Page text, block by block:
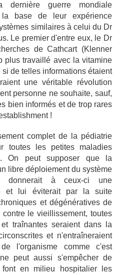
dernière guerre mondiale
la base de leur expérience
similaires à celui du Dr
Le premier d'entre eux, le Dr
de Cathcart (Klenner
plus travaillé avec la vitamine
de telles informations étaient
une véritable révolution
personne ne souhaite, sauf,
bien informés et de trop rares
!
complet de la pédiatrie
toutes les petites maladies
On peut supposer que la
libre déploiement du système
donnerait à ceux-ci une
et lui éviterait par la suite
et dégénératives de
le vieillissement, toutes
traînantes seraient dans la
et n'entraîneraient
l'organisme comme c'est
peut aussi s'empêcher de
en milieu hospitalier les